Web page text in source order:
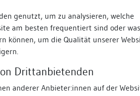
genutzt, um zu analysieren, welche
am besten frequentiert sind oder was
können, um die Qualität unserer
Drittanbietenden
anderer Anbieter:innen auf der
Zugeordnete